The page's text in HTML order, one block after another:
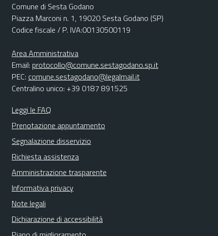
Comune di Sesta Godano
Piazza Marconi n. 1, 19020 Sesta Godano (SP)
Codice fiscale / P. IVA:00130500119
Area Amministrativa
Email: protocollo@comune.sestagodano.sp.it
PEC: comune.sestagodano@legalmail.it
Centralino unico: +39 0187 891525
Leggi le FAQ
Prenotazione appuntamento
Segnalazione disservizio
Richiesta assistenza
Amministrazione trasparente
Informativa privacy
Note legali
Dichiarazione di accessibilità